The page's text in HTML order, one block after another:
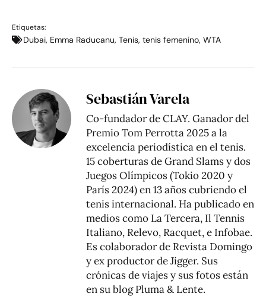
Etiquetas:
Dubai, Emma Raducanu, Tenis, tenis femenino, WTA
Sebastián Varela
Co-fundador de CLAY. Ganador del
Premio Tom Perrotta 2025 a la
excelencia periodística en el tenis.
15 coberturas de Grand Slams y dos
Juegos Olímpicos (Tokio 2020 y
París 2024) en 13 años cubriendo el
tenis internacional. Ha publicado en
medios como La Tercera, Il Tennis
Italiano, Relevo, Racquet, e Infobae.
Es colaborador de Revista Domingo
y ex productor de Jigger. Sus
crónicas de viajes y sus fotos están
en su blogPluma & Lente.